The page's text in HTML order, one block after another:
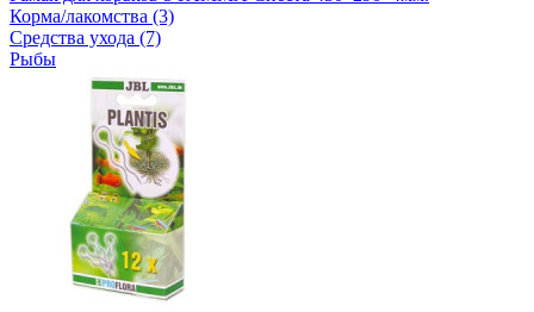
Корма/лакомства (3)
Средства ухода (7)
Рыбы